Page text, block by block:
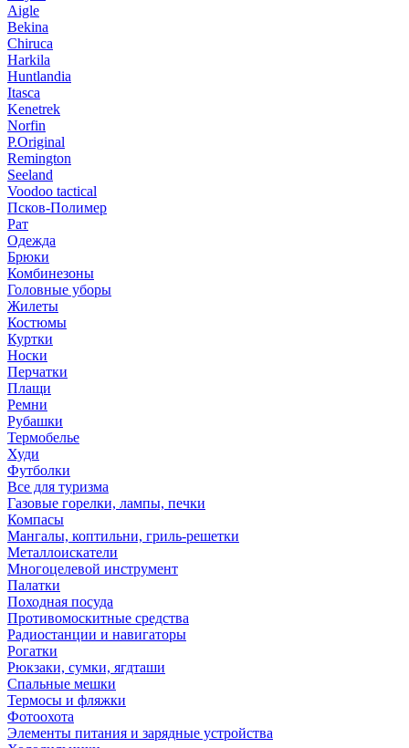
Aigle
Bekina
Chiruсa
Harkila
Huntlandia
Itasca
Kenetrek
Norfin
P.Original
Remington
Seeland
Voodoo tactical
Псков-Полимер
Рат
Одежда
Брюки
Комбинезоны
Головные уборы
Жилеты
Костюмы
Куртки
Носки
Перчатки
Плащи
Ремни
Рубашки
Термобелье
Худи
Футболки
Все для туризма
Газовые горелки, лампы, печки
Компасы
Мангалы, коптильни, гриль-решетки
Металлоискатели
Многоцелевой инструмент
Палатки
Походная посуда
Противомоскитные средства
Радиостанции и навигаторы
Рогатки
Рюкзаки, сумки, ягдташи
Спальные мешки
Термосы и фляжки
Фотоохота
Элементы питания и зарядные устройства